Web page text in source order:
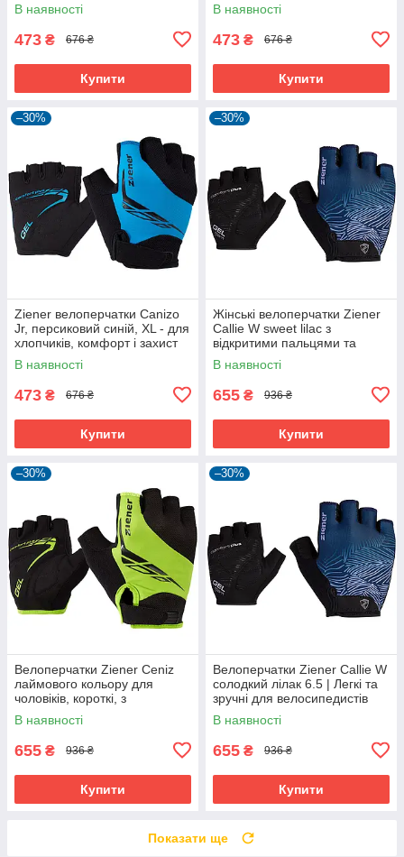
В наявності
473 ₴ 676 ₴
Купити
В наявності
473 ₴ 676 ₴
Купити
–30%
Ziener велоперчатки Canizo
Jr, персиковий синій, XL - для
хлопчиків, комфорт і захист
В наявності
473 ₴ 676 ₴
Купити
–30%
Жінські велоперчатки Ziener
Callie W sweet lilac з
відкритими пальцями та
дихаючою шкірою Amara
В наявності
655 ₴ 936 ₴
Купити
–30%
Велоперчатки Ziener Ceniz
лаймового кольору для
чоловіків, короткі, з
амортизуючими вставками та
гелевими подушечками
В наявності
655 ₴ 936 ₴
Купити
–30%
Велоперчатки Ziener Callie W
солодкий лілак 6.5 | Легкі та
зручні для велосипедистів
В наявності
655 ₴ 936 ₴
Купити
Показати ще